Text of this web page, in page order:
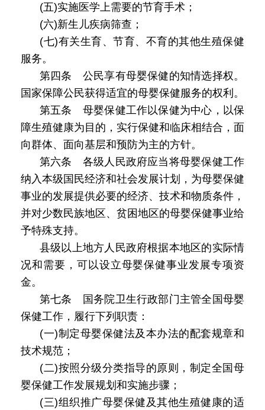
(五)实施医学上需要的节育手术；
(六)新生儿疾病筛查；
(七)有关生育、节育、不育的其他生殖保健
服务。
第四条 公民享有母婴保健的知情选择权。
国家保障公民获得适宜的母婴保健服务的权利。
第五条 母婴保健工作以保健为中心，以保
障生殖健康为目的，实行保健和临床相结合，面
向群体、面向基层和预防为主的方针。
第六条 各级人民政府应当将母婴保健工作
纳入本级国民经济和社会发展计划，为母婴保健
事业的发展提供必要的经济、技术和物质条件，
并对少数民族地区、贫困地区的母婴保健事业给
予特殊支持。
县级以上地方人民政府根据本地区的实际情
况和需要，可以设立母婴保健事业发展专项资
金。
第七条 国务院卫生行政部门主管全国母婴
保健工作，履行下列职责：
(一)制定母婴保健法及本办法的配套规章和
技术规范；
(二)按照分级分类指导的原则，制定全国母
婴保健工作发展规划和实施步骤；
(三)组织推广母婴保健及其他生殖健康的适